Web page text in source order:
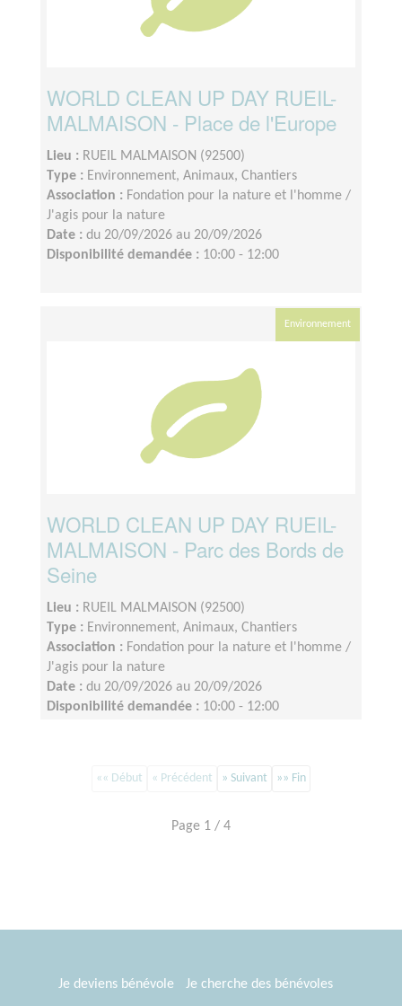
WORLD CLEAN UP DAY RUEIL-
MALMAISON - Place de l'Europe
Lieu : RUEIL MALMAISON (92500)
Type : Environnement, Animaux, Chantiers
Association : Fondation pour la nature et l'homme /
J'agis pour la nature
Date : du 20/09/2026 au 20/09/2026
Disponibilité demandée : 10:00 - 12:00
Environnement
WORLD CLEAN UP DAY RUEIL-
MALMAISON - Parc des Bords de
Seine
Lieu : RUEIL MALMAISON (92500)
Type : Environnement, Animaux, Chantiers
Association : Fondation pour la nature et l'homme /
J'agis pour la nature
Date : du 20/09/2026 au 20/09/2026
Disponibilité demandée : 10:00 - 12:00
«« Début « Précédent » Suivant »» Fin
Page 1 / 4
Je deviens bénévole
Je cherche des bénévoles